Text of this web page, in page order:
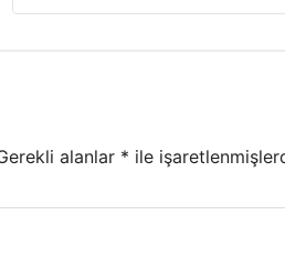
alanlar * ile